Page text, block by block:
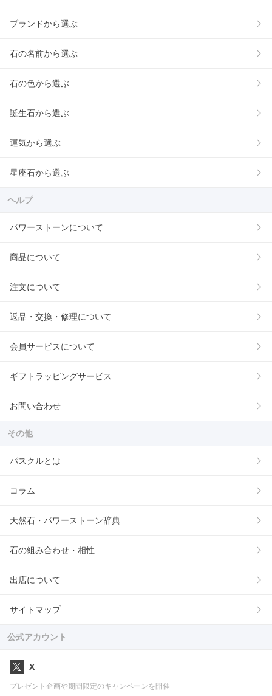
ブランドから選ぶ
石の名前から選ぶ
石の色から選ぶ
誕生石から選ぶ
運気から選ぶ
星座石から選ぶ
ヘルプ
パワーストーンについて
商品について
注文について
返品・交換・修理について
会員サービスについて
ギフトラッピングサービス
お問い合わせ
その他
パスクルとは
コラム
天然石・パワーストーン辞典
石の組み合わせ・相性
出店について
サイトマップ
公式アカウント
X
プレゼント企画や期間限定のキャンペーンを開催